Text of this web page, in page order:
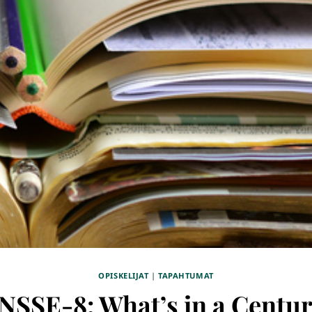
OPISKELIJAT|TAPAHTUMAT
8: What’s in a